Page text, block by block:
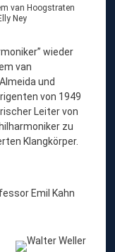
van Hoogstraten
Ney
wieder
van
und
von 1949
Leiter von
zu
Klangkörper.
Emil Kahn